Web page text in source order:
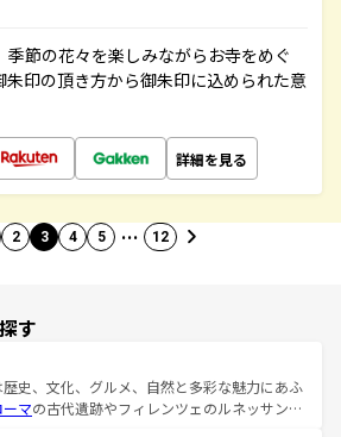
節の花々を楽しみながらお寺をめぐ
朱印の頂き方から御朱印に込められた意
詳細を見る
2 3 4 5 … 12
す
史、文化、グルメ、自然と多彩な魅力にあふ
ーマの古代遺跡やフィレンツェのルネッサンス